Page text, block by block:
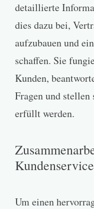
detaillierte
dies dazu bei,
aufzubauen und
schaffen. Sie
Kunden,
Fragen und stellen
erfüllt werden.
Kundenservice
Um einen